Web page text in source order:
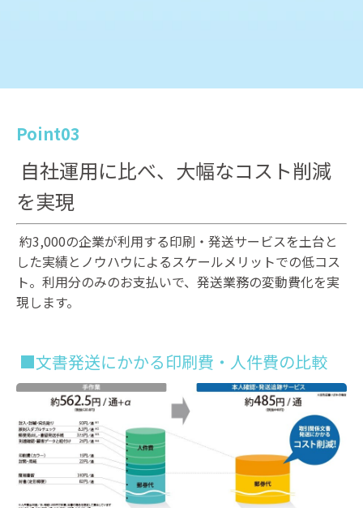
Point03
自社運用に比べ、大幅なコスト削減
を実現
約3,000の企業が利用する印刷・発送サービスを土台と
した実績とノウハウによるスケールメリットでの低コス
ト。利用分のみのお支払いで、発送業務の変動費化を実
現します。
■文書発送にかかる印刷費・人件費の比較